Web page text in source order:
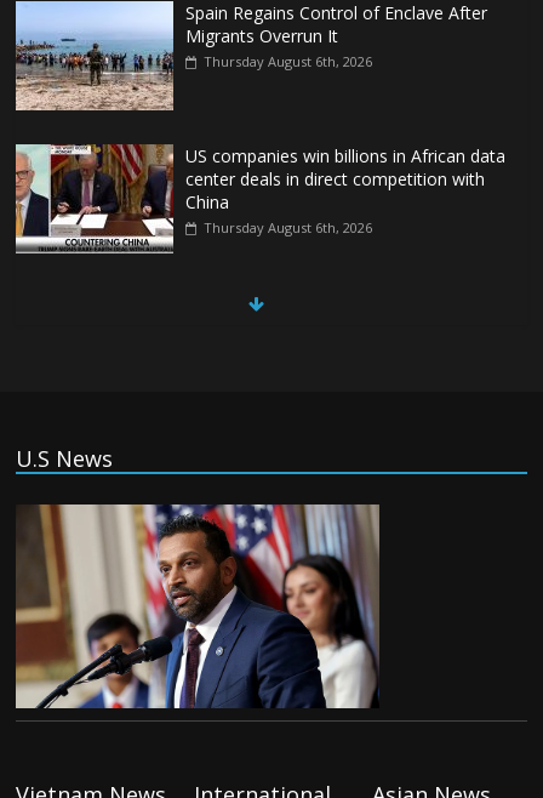
Spain Regains Control of Enclave After
Migrants Overrun It
Thursday August 6th, 2026
US companies win billions in African data
center deals in direct competition with
China
Thursday August 6th, 2026
China, Russia, Iran and North Korea
(Tiếng Việt) Trung Quốc va chạm với
Philippines trong khi vẫn cứu thuyền viên
Việt Nam, vì sao?
Tuesday August 4th, 2026
(Tiếng Việt) Ba người thiệt mạng khi bom
U.S News